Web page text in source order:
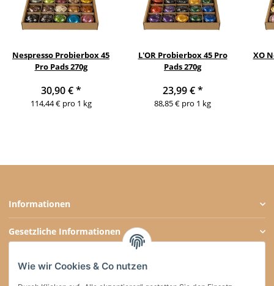
Nespresso Probierbox 45
Pro Pads 270g
30,90 €*
114,44 € pro 1 kg
L'OR Probierbox 45 Pro
Pads 270g
23,99 €*
88,85 € pro 1 kg
XO
Informationen
Gesetzliche Informationen
Wie wir Cookies & Co nutzen